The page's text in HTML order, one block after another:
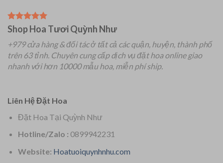
Shop Hoa Tươi Quỳnh Như
+979 cửa hàng & đối tác ở tất cả các quận, huyện, thành phố
trên 63 tỉnh. Chuyên cung cấp dịch vụ đặt hoa online giao
nhanh với hơn 10000 mẫu hoa, miễn phí ship.
Liên Hệ Đặt Hoa
Đặt Hoa Tại Quỳnh Như
Hotline/Zalo : 0899942231
Website: Hoatuoiquynhnhu.com